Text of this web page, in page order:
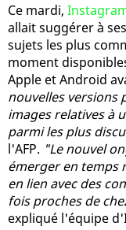
Ce mardi,
allait suggérer à
sujets les plus
moment
Apple et Android
nouvelles versions
images relatives à
parmi les plus
l'AFP. "Le nouvel
émerger en temps
en lien avec des
fois proches de
expliqué l'équipe